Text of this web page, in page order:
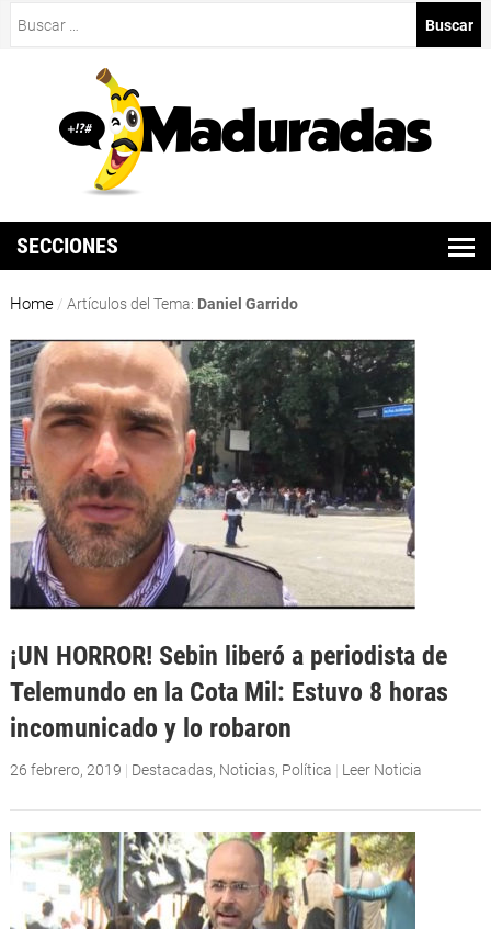
SECCIONES
Home / Artículos del Tema: Daniel Garrido
¡UN HORROR! Sebin liberó a periodista de
Telemundo en la Cota Mil: Estuvo 8 horas
incomunicado y lo robaron
26 febrero, 2019 | Destacadas, Noticias, Política | Leer Noticia